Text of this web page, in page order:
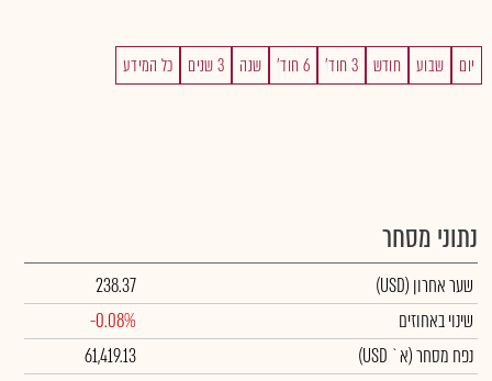
יום שבוע חודש 3 חוד' 6 חוד' שנה 3 שנים כל המידע
נתוני מסחר
שער אחרון (USD)
238.37
שינוי באחוזים
-0.08%
נפח מסחר(א` USD)
61,419.13